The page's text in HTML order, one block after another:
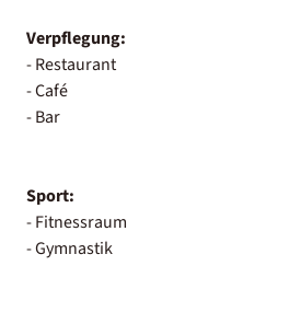
Verpflegung:
- Restaurant
- Café
- Bar
Sport:
- Fitnessraum
- Gymnastik